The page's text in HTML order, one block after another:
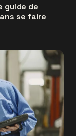
guide de
se faire